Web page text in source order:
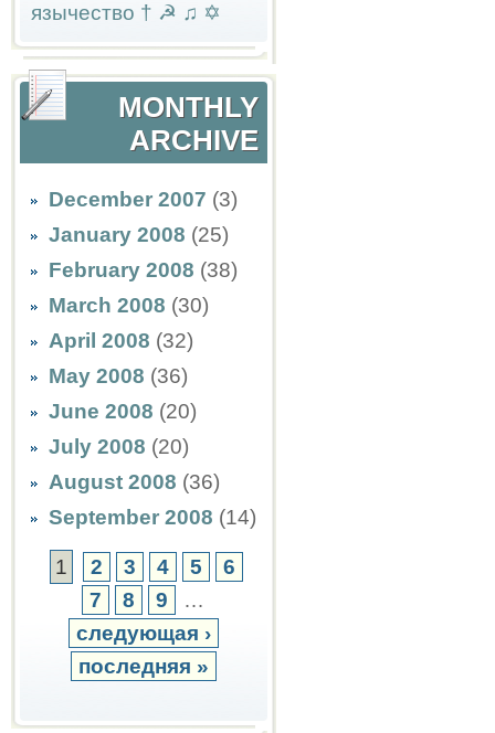
язычество † ☭ ♫ ✡
MONTHLY
ARCHIVE
December 2007 (3)
January 2008 (25)
February 2008 (38)
March 2008 (30)
April 2008 (32)
May 2008 (36)
June 2008 (20)
July 2008 (20)
August 2008 (36)
September 2008 (14)
1 2 3 4 5
6
7
8 9
…
следующая ›
последняя »